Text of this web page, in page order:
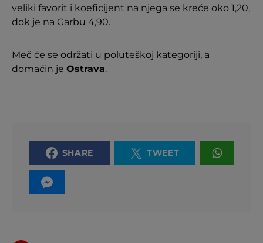
veliki favorit i koeficijent na njega se kreće oko 1,20,
dok je na Garbu 4,90.
Meč će se održati u poluteškoj kategoriji, a
domaćin je Ostrava.
SHARE TWEET